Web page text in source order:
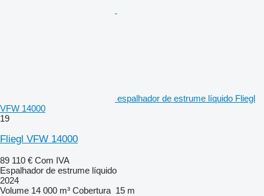
espalhador de estrume líquido Fliegl
VFW 14000
19
Fliegl VFW 14000
89 110 € Com IVA
Espalhador de estrume líquido
2024
Volume 14 000 m³ Cobertura 15 m